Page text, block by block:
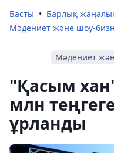
Басты
Барлық
Мәдениет және шоу-
Мәдениет
"Қасым
млн
ұрланды